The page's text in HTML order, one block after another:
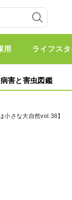
用 ライフス
病害と害虫図鑑
小さな大自然vol.38】